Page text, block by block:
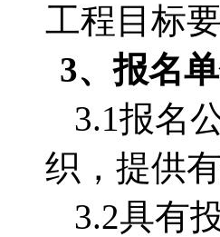
工程目标要
3、报名
3.1报名
织，提供
3.2具有